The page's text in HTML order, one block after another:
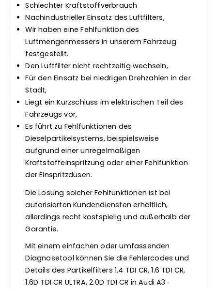
Schlechter Kraftstoffverbrauch
Nachindustrieller Einsatz des Luftfilters,
Wir haben eine Fehlfunktion des
Luftmengenmessers in unserem Fahrzeug
festgestellt.
Den Luftfilter nicht rechtzeitig wechseln,
Für den Einsatz bei niedrigen Drehzahlen in der
Stadt,
Liegt ein Kurzschluss im elektrischen Teil des
Fahrzeugs vor,
Es führt zu Fehlfunktionen des
Dieselpartikelsystems, beispielsweise
aufgrund einer unregelmäßigen
Kraftstoffeinspritzung oder einer Fehlfunktion
der Einspritzdüsen.
Die Lösung solcher Fehlfunktionen ist bei
autorisierten Kundendiensten erhältlich,
allerdings recht kostspielig und außerhalb der
Garantie.
Mit einem einfachen oder umfassenden
Diagnosetool können Sie die Fehlercodes und
Details des Partikelfilters 1.4 TDI CR, 1.6 TDI CR,
1.6D TDI CR ULTRA, 2.0D TDI CR in Audi A3-